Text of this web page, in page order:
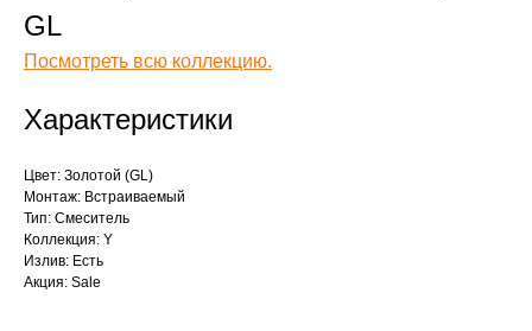
GL
Посмотреть всю коллекцию.
Характеристики
Цвет: Золотой (GL)
Монтаж: Встраиваемый
Тип: Смеситель
Коллекция: Y
Излив: Есть
Акция: Sale